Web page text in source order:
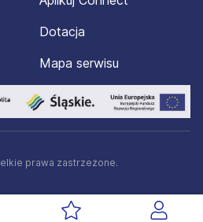
Dotacja
Mapa serwisu
prawa zastrzeżone.